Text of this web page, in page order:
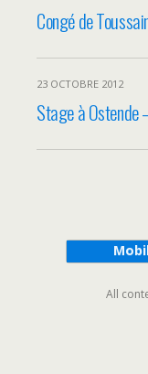
Congé de
23 OCTOBRE 2012
Stage à Ostende
All